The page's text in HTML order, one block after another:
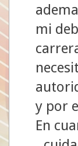
mi
y por
En